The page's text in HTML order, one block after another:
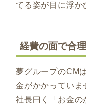
てる姿が目に浮か
経費の面で合
夢グループのCM
金がかかっていま
社長曰く「お金の